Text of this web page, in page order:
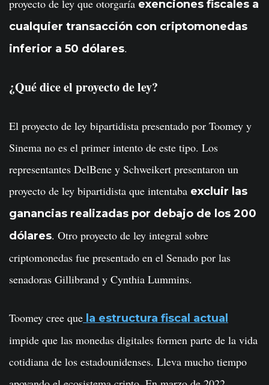
proyecto de ley que otorgaría exenciones fiscales a
cualquier transacción con criptomonedas
inferior a 50 dólares.
¿Qué dice el proyecto de ley?
El proyecto de ley bipartidista presentado por Toomey y
Sinema no es el primer intento de este tipo. Los
representantes DelBene y Schweikert presentaron un
proyecto de ley bipartidista que intentaba excluir las
ganancias realizadas por debajo de los 200
dólares. Otro proyecto de ley integral sobre
criptomonedas fue presentado en el Senado por las
senadoras Gillibrand y Cynthia Lummins.
Toomey cree que la estructura fiscal actual
impide que las monedas digitales formen parte de la vida
cotidiana de los estadounidenses. Lleva mucho tiempo